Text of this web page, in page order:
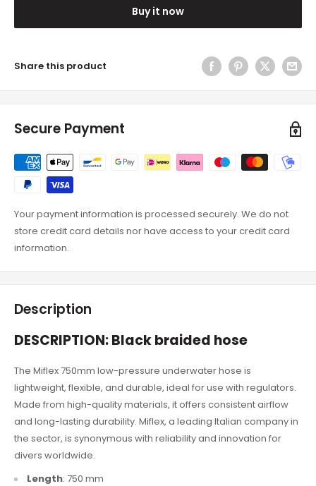
Buy it now
Share this product
Secure Payment
Your payment information is processed securely. We do not
store credit card details nor have access to your credit card
information.
Description
DESCRIPTION: Black braided hose
The Miflex 750mm low-pressure underwater hose is
lightweight, flexible, and durable, ideal for use with regulators.
Made from high-quality materials, it offers consistent airflow
and long-lasting durability. Miflex, a leading Italian company in
the sector, is synonymous with reliability and innovation for
divers worldwide.
Length: 750 mm